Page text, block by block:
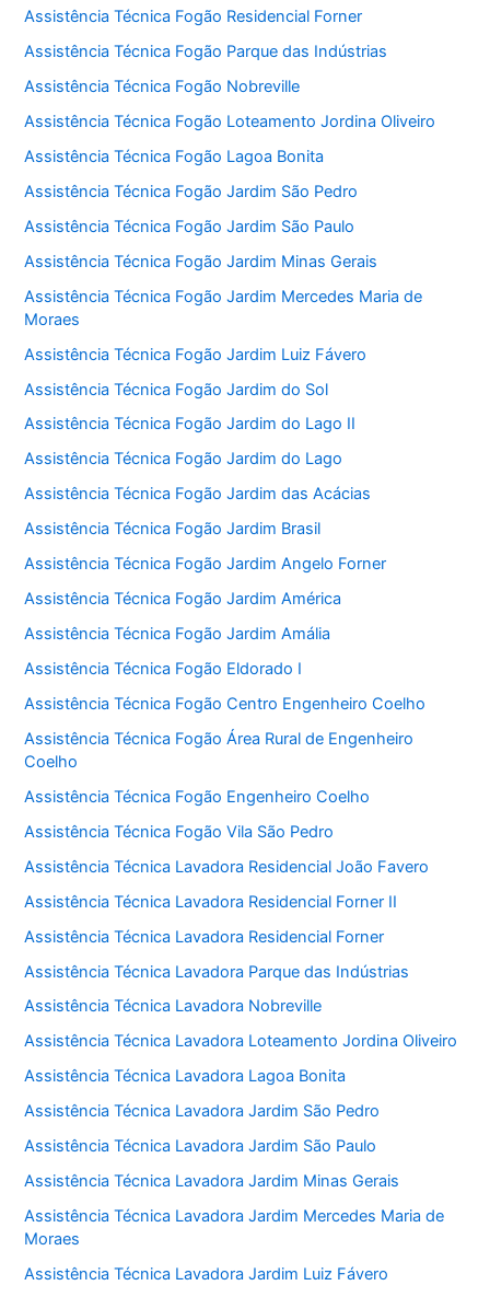
Assistência Técnica Fogão Residencial Forner
Assistência Técnica Fogão Parque das Indústrias
Assistência Técnica Fogão Nobreville
Assistência Técnica Fogão Loteamento Jordina Oliveiro
Assistência Técnica Fogão Lagoa Bonita
Assistência Técnica Fogão Jardim São Pedro
Assistência Técnica Fogão Jardim São Paulo
Assistência Técnica Fogão Jardim Minas Gerais
Assistência Técnica Fogão Jardim Mercedes Maria de
Moraes
Assistência Técnica Fogão Jardim Luiz Fávero
Assistência Técnica Fogão Jardim do Sol
Assistência Técnica Fogão Jardim do Lago II
Assistência Técnica Fogão Jardim do Lago
Assistência Técnica Fogão Jardim das Acácias
Assistência Técnica Fogão Jardim Brasil
Assistência Técnica Fogão Jardim Angelo Forner
Assistência Técnica Fogão Jardim América
Assistência Técnica Fogão Jardim Amália
Assistência Técnica Fogão Eldorado I
Assistência Técnica Fogão Centro Engenheiro Coelho
Assistência Técnica Fogão Área Rural de Engenheiro
Coelho
Assistência Técnica Fogão Engenheiro Coelho
Assistência Técnica Fogão Vila São Pedro
Assistência Técnica Lavadora Residencial João Favero
Assistência Técnica Lavadora Residencial Forner II
Assistência Técnica Lavadora Residencial Forner
Assistência Técnica Lavadora Parque das Indústrias
Assistência Técnica Lavadora Nobreville
Assistência Técnica Lavadora Loteamento Jordina Oliveiro
Assistência Técnica Lavadora Lagoa Bonita
Assistência Técnica Lavadora Jardim São Pedro
Assistência Técnica Lavadora Jardim São Paulo
Assistência Técnica Lavadora Jardim Minas Gerais
Assistência Técnica Lavadora Jardim Mercedes Maria de
Moraes
Assistência Técnica Lavadora Jardim Luiz Fávero